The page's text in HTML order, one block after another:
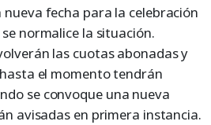
fecha para la celebración
normalice la situación.
las cuotas abonadas y
el momento tendrán
se convoque una nueva
avisadas en primera instancia.